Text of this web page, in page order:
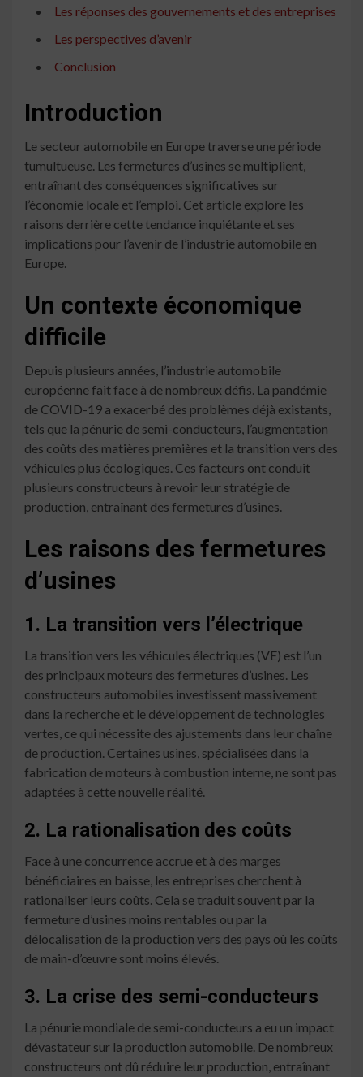
Les réponses des gouvernements et des entreprises
Les perspectives d’avenir
Conclusion
Introduction
Le secteur automobile en Europe traverse une période
tumultueuse. Les fermetures d’usines se multiplient,
entraînant des conséquences significatives sur
l’économie locale et l’emploi. Cet article explore les
raisons derrière cette tendance inquiétante et ses
implications pour l’avenir de l’industrie automobile en
Europe.
Un contexte économique
difficile
Depuis plusieurs années, l’industrie automobile
européenne fait face à de nombreux défis. La pandémie
de COVID-19 a exacerbé des problèmes déjà existants,
tels que la pénurie de semi-conducteurs, l’augmentation
des coûts des matières premières et la transition vers des
véhicules plus écologiques. Ces facteurs ont conduit
plusieurs constructeurs à revoir leur stratégie de
production, entraînant des fermetures d’usines.
Les raisons des fermetures
d’usines
1. La transition vers l’électrique
La transition vers les véhicules électriques (VE) est l’un
des principaux moteurs des fermetures d’usines. Les
constructeurs automobiles investissent massivement
dans la recherche et le développement de technologies
vertes, ce qui nécessite des ajustements dans leur chaîne
de production. Certaines usines, spécialisées dans la
fabrication de moteurs à combustion interne, ne sont pas
adaptées à cette nouvelle réalité.
2. La rationalisation des coûts
Face à une concurrence accrue et à des marges
bénéficiaires en baisse, les entreprises cherchent à
rationaliser leurs coûts. Cela se traduit souvent par la
fermeture d’usines moins rentables ou par la
délocalisation de la production vers des pays où les coûts
de main-d’œuvre sont moins élevés.
3. La crise des semi-conducteurs
La pénurie mondiale de semi-conducteurs a eu un impact
dévastateur sur la production automobile. De nombreux
constructeurs ont dû réduire leur production, entraînant